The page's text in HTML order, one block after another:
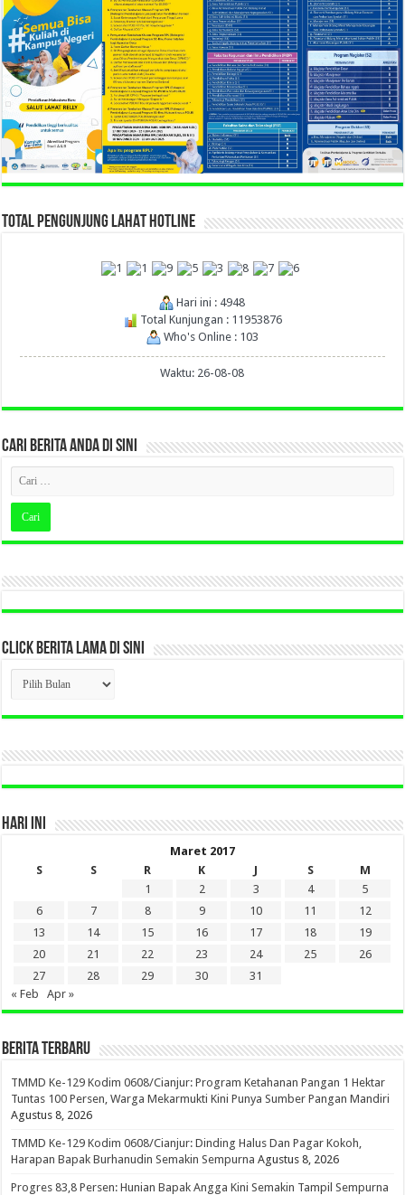
TOTAL PENGUNJUNG LAHAT HOTLINE
Hari ini : 4948
Total Kunjungan : 11953876
Who's Online : 103
Waktu: 26-08-08
CARI BERITA ANDA DI SINI
CLICK BERITA LAMA DI SINI
CLICK
BERITA
LAMA
DI
HARI INI
Maret 2017
S
S R K J S
M
1
2 3 4
5
6
7 8 9 10 11
12
13
14 15 16 17 18
19
20
21 22 23 24 25
26
27
28 29 30
31
« Feb
Apr »
BERITA TERBARU
TMMD Ke-129 Kodim 0608/Cianjur: Program Ketahanan Pangan 1 Hektar
Tuntas 100 Persen, Warga Mekarmukti Kini Punya Sumber Pangan Mandiri
Agustus 8, 2026
TMMD Ke-129 Kodim 0608/Cianjur: Dinding Halus Dan Pagar Kokoh,
Harapan Bapak Burhanudin Semakin Sempurna Agustus 8, 2026
Progres 83,8 Persen: Hunian Bapak Angga Kini Semakin Tampil Sempurna